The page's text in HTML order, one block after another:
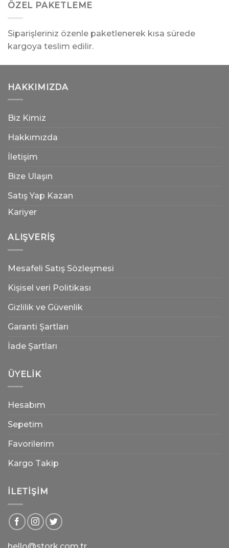
ÖZEL PAKETLEME
Siparişleriniz özenle paketlenerek kısa sürede
kargoya teslim edilir.
HAKKIMIZDA
Biz Kimiz
Hakkımızda
İletişim
Bize Ulaşın
Satış Yap Kazan
Kariyer
ALIŞVERIŞ
Mesafeli Satış Sözleşmesi
Kişisel veri Politikası
Gizlilik ve Güvenlik
Garanti Şartları
İade Şartları
ÜYELIK
Hesabım
Sepetim
Favorilerim
Kargo Takip
İLETIŞIM